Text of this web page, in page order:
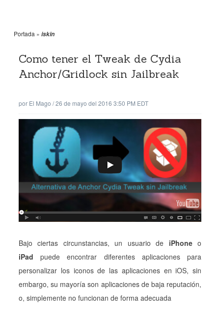
Portada » iskin
Como tener el Tweak de Cydia
Anchor/Gridlock sin Jailbreak
por El Mago /26 de mayo del 2016 3:50 PM EDT
Bajo ciertas circunstancias, un usuario de iPhoneo
iPad puede encontrar diferentes aplicaciones para
personalizar los iconos de las aplicaciones en iOS, sin
embargo, su mayoría son aplicaciones de baja reputación,
o, simplemente no funcionan de forma adecuada